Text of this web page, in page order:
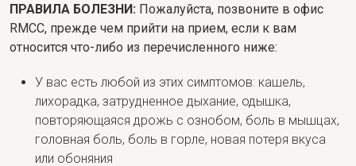
ПРАВИЛА БОЛЕЗНИ: Пожалуйста, позвоните в офис
RMCC, прежде чем прийти на прием, если к вам
относится что-либо из перечисленного ниже:
У вас есть любой из этих симптомов: кашель,
лихорадка, затрудненное дыхание, одышка,
повторяющаяся дрожь с ознобом, боль в мышцах,
головная боль, боль в горле, новая потеря вкуса
или обоняния